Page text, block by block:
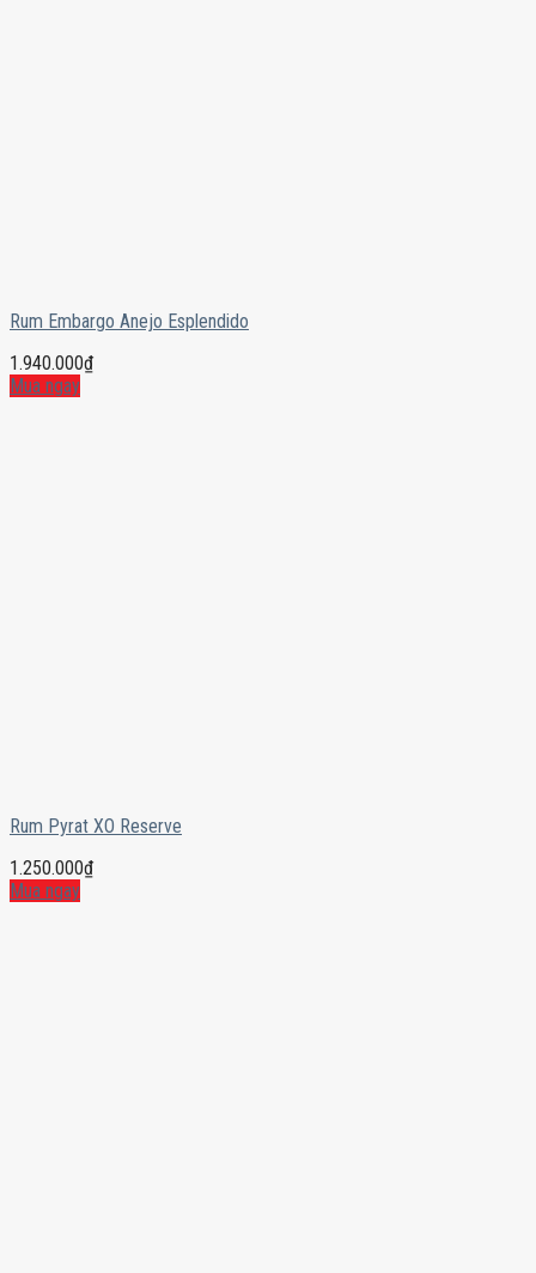
Rum Embargo Anejo Esplendido
1.940.000₫
Mua ngay
Rum Pyrat XO Reserve
1.250.000₫
Mua ngay